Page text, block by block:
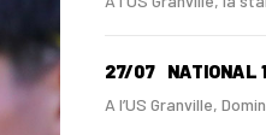
27/07 NATIONAL 1
A l’US Granville,